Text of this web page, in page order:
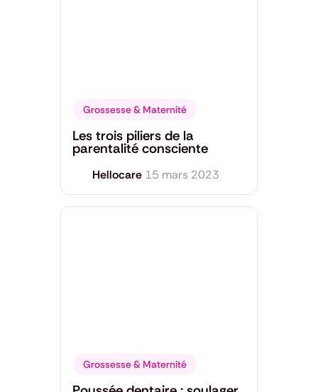
Grossesse & Maternité
Les trois piliers de la
parentalité consciente
Hellocare 15 mars 2023
Grossesse & Maternité